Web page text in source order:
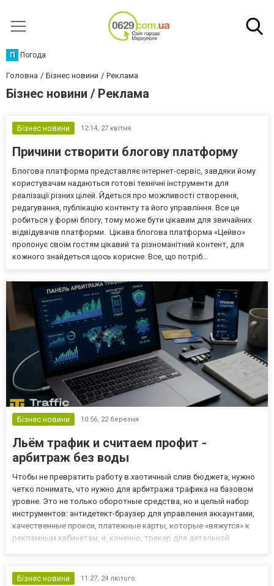
П Погода
Головна Бізнес новини Реклама
Бізнес новини / Реклама
Бізнес новини 12:14, 27 квітня
Причини створити блогову платформу
Блогова платформа представляє інтернет-сервіс, завдяки йому
користувачам надаються готові технічні інструменти для
реалізації різних цілей. Йдеться про можливості створення,
редагування, публікацію контенту та його управління. Все це
робиться у формі блогу, тому може бути цікавим для звичайних
відвідувачів платформи. Цікава блогова платформа «Цейво»
пропонує своїм гостям цікавий та різноманітний контент, для
кожного знайдеться щось корисне. Все, що потріб...
Бізнес новини 10:56, 22 березня
Льём трафик и считаем профит -
арбитраж без воды
Чтобы не превратить работу в хаотичный слив бюджета, нужно
четко понимать, что нужно для арбитража трафика на базовом
уровне. Это не только оборотные средства, но и целый набор
инструментов: антидетект-браузер для управления аккаунтами,
качественные прокси, платежные карты, которые «вяжутся» к
рекламным кабинетам, и, конечно, трекер для детальной
Бізнес новини
11:27, 24 лютого